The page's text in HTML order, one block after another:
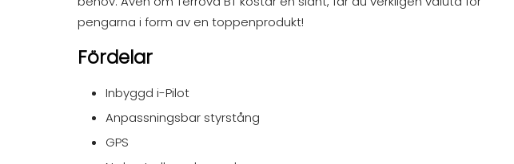
pengarna i form av en toppenprodukt!
Fördelar
Inbyggd i-Pilot
Anpassningsbar styrstång
GPS